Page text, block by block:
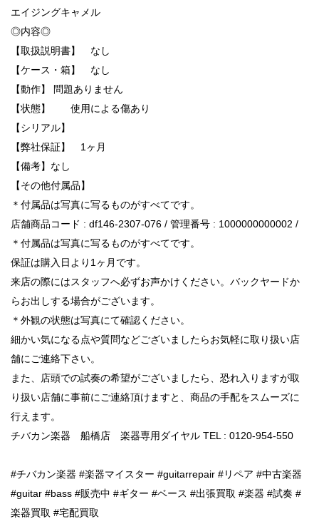
エイジングキャメル
◎内容◎
【取扱説明書】 なし
【ケース・箱】 なし
【動作】 問題ありません
【状態】 使用による傷あり
【シリアル】
【弊社保証】 1ヶ月
【備考】なし
【その他付属品】
＊付属品は写真に写るものがすべてです。
店舗商品コード : df146-2307-076 / 管理番号 : 1000000000002 /
＊付属品は写真に写るものがすべてです。
保証は購入日より1ヶ月です。
来店の際にはスタッフへ必ずお声かけください。バックヤードか
らお出しする場合がございます。
＊外観の状態は写真にて確認ください。
細かい気になる点や質問などございましたらお気軽に取り扱い店
舗にご連絡下さい。
また、店頭での試奏の希望がございましたら、恐れ入りますが取
り扱い店舗に事前にご連絡頂けますと、商品の手配をスムーズに
行えます。
チバカン楽器 船橋店 楽器専用ダイヤル TEL : 0120-954-550
#チバカン楽器 #楽器マイスター #guitarrepair #リペア #中古楽器
#guitar #bass #販売中 #ギター #ベース #出張買取 #楽器 #試奏 #
楽器買取 #宅配買取